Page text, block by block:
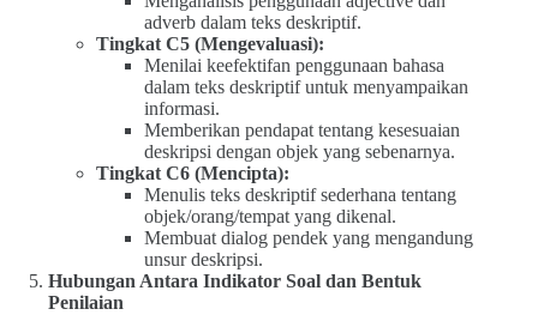
adverb dalam teks deskriptif.
Tingkat C5 (Mengevaluasi):
Menilai keefektifan penggunaan bahasa
dalam teks deskriptif untuk menyampaikan
informasi.
Memberikan pendapat tentang kesesuaian
deskripsi dengan objek yang sebenarnya.
Tingkat C6 (Mencipta):
Menulis teks deskriptif sederhana tentang
objek/orang/tempat yang dikenal.
Membuat dialog pendek yang mengandung
unsur deskripsi.
Hubungan Antara Indikator Soal dan Bentuk
Penilaian